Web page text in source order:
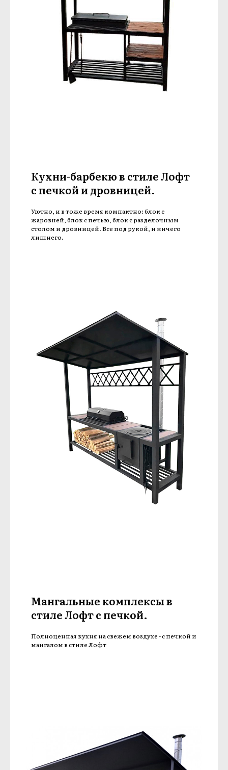
Кухни-барбекю в стиле Лофт
с печкой и дровницей.
Уютно, и в тоже время компактно: блок с
жаровней, блок с печью, блок с разделочным
столом и дровницей. Все под рукой, и ничего
лишнего.
Мангальные комплексы в
стиле Лофт с печкой.
Полноценная кухня на свежем воздухе - с печкой и
мангалом в стиле Лофт